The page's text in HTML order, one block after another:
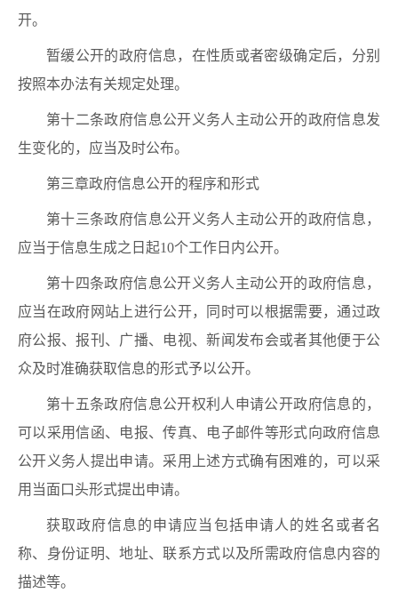
开。
暂缓公开的政府信息，在性质或者密级确定后，分别
按照本办法有关规定处理。
第十二条政府信息公开义务人主动公开的政府信息发
生变化的，应当及时公布。
第三章政府信息公开的程序和形式
第十三条政府信息公开义务人主动公开的政府信息，
应当于信息生成之日起10个工作日内公开。
第十四条政府信息公开义务人主动公开的政府信息，
应当在政府网站上进行公开，同时可以根据需要，通过政
府公报、报刊、广播、电视、新闻发布会或者其他便于公
众及时准确获取信息的形式予以公开。
第十五条政府信息公开权利人申请公开政府信息的，
可以采用信函、电报、传真、电子邮件等形式向政府信息
公开义务人提出申请。采用上述方式确有困难的，可以采
用当面口头形式提出申请。
获取政府信息的申请应当包括申请人的姓名或者名
称、身份证明、地址、联系方式以及所需政府信息内容的
描述等。